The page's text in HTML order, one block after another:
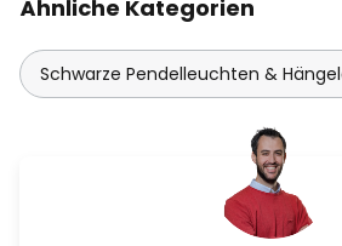
Ähnliche Kategorien
Schwarze Pendelleuchten &